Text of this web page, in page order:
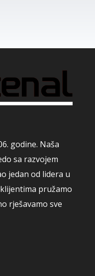
godine. Naša
sa razvojem
jedan od lidera u
pružamo
rješavamo sve